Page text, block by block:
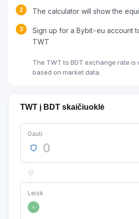
2 The calculator will show the
3
Sign up for a Bybit-eu account
TWT
The TWT to BDT exchange rate
based on market data.
TWT į BDT skaičiuoklė
Gauti
Leisk
৳